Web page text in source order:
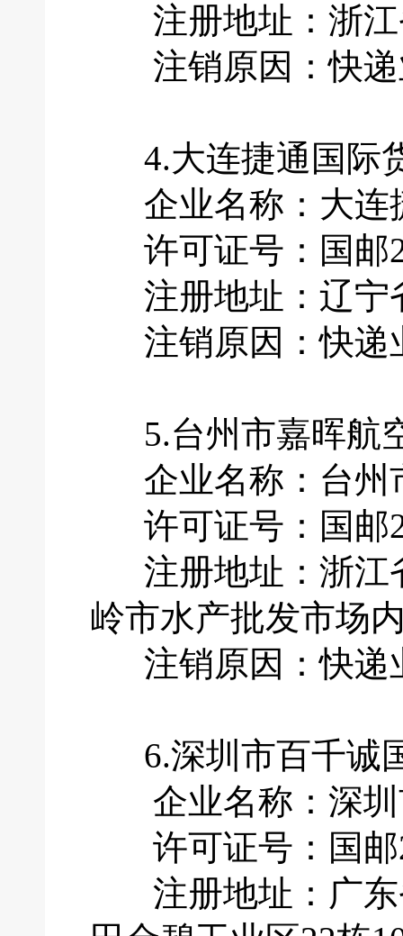
注册地址：浙江
注销原因：快递
4.大连捷通国际
企业名称：大连
许可证号：国邮
注册地址：辽宁
注销原因：快递
5.台州市嘉晖航
企业名称：台州
许可证号：国邮
注册地址：浙江
岭市水产批发市场
注销原因：快递
6.深圳市百千诚
企业名称：深圳
许可证号：国邮
注册地址：广东